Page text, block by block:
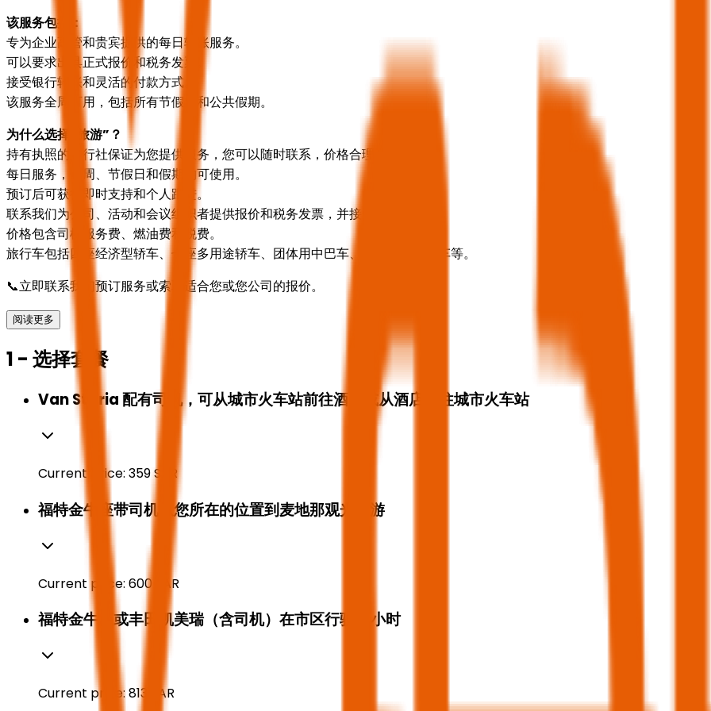
该服务包括：
专为企业高管和贵宾提供的每日转账服务。
可以要求出具正式报价和税务发票。
接受银行转账和灵活的付款方式。
该服务全周可用，包括所有节假日和公共假期。
为什么选择“旅游”？
持有执照的旅行社保证为您提供服务，您可以随时联系，价格合理。
每日服务，全周、节假日和假期均可使用。
预订后可获得即时支持和个人跟进。
联系我们为公司、活动和会议组织者提供报价和税务发票，并接受银行转账。
价格包含司机服务费、燃油费和税费。
旅行车包括四座经济型轿车、七座多用途轿车、团体用中巴车、商务车、贵宾车等。
📞立即联系我们预订服务或索取适合您或您公司的报价。
阅读更多
1 - 选择套餐
Van Staria 配有司机，可从城市火车站前往酒店或从酒店前往城市火车站
Current price: 359SAR
福特金牛座带司机从您所在的位置到麦地那观光旅游
Current price: 600 SAR
福特金牛座或丰田凯美瑞（含司机）在市区行驶 8 小时
Current price:813 SAR